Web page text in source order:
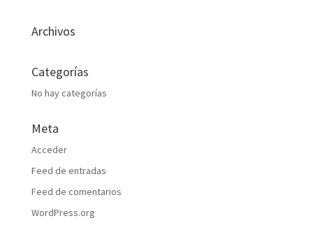
Archivos
Categorías
No hay categorías
Meta
Acceder
Feed de entradas
Feed de comentarios
WordPress.org